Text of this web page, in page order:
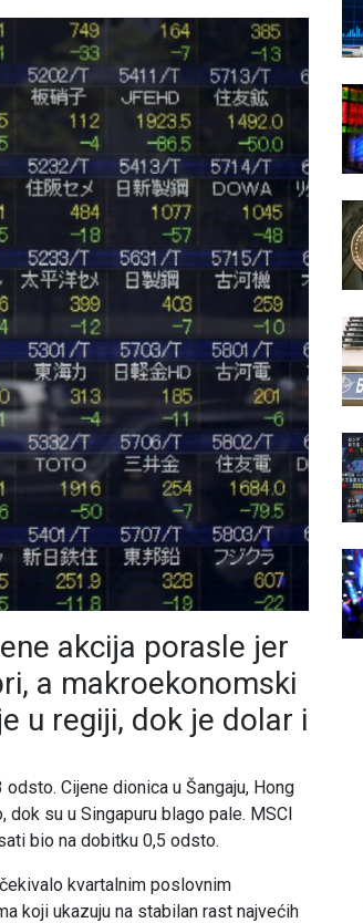
akcija porasle jer
a makroekonomski
u regiji, dok je dolar i
Cijene dionica u Šangaju, Hong
su u Singapuru blago pale. MSCI
bio na dobitku 0,5 odsto.
kvartalnim poslovnim
koji ukazuju na stabilan rast najvećih